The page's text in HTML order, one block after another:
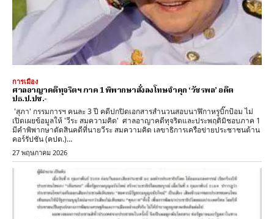
การเมือง
ศาลอาญาคดีทุจริตฯ ภาค 1 พิพากษาสั่งลงโทษจำคุก ‘วัชรพล’ อดีต
ปธ.ป.ปช.-
'สุภา' กรรมการฯ คนละ 3 ปี คดีปกปิดเอกสารสำนวนสอบนาฬิกาหรูบิ๊กป้อม ไม่
เปิดเผยข้อมูลให้ 'วีระ สมความคิด' ศาลอาญาคดีทุจริตและประพฤติมิชอบภาค 1
มีคำพิพากษาตัดสินคดีที่นายวีระ สมความคิด เลขาธิการเครือข่ายประชาชนต้าน
คอร์รัปชัน (คปต.)...
27 พฤษภาคม 2026